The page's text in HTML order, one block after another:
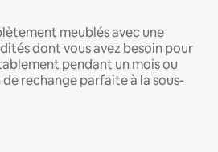
meublés avec une
dont vous avez besoin pour
pendant un mois ou
rechange parfaite à la sous-